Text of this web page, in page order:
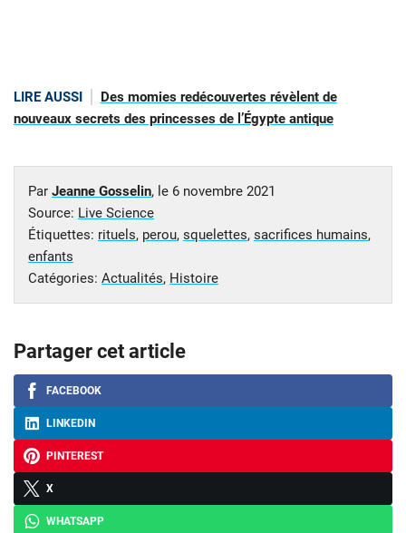
LIRE AUSSI
Des momies redécouvertes révèlent de
nouveaux secrets des princesses de l’Égypte antique
Par Jeanne Gosselin, le 6 novembre 2021
Source: Live Science
Étiquettes: rituels, perou, squelettes, sacrifices humains,
enfants
Catégories: Actualités, Histoire
Partager cet article
FACEBOOK
LINKEDIN
PINTEREST
X
WHATSAPP